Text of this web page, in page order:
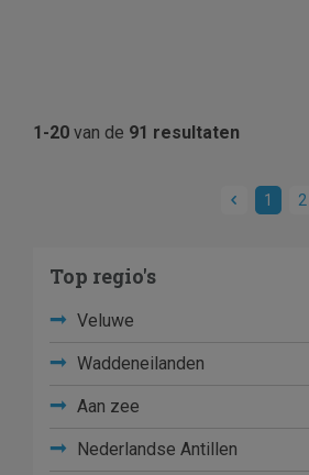
1-20 van de 91 resultaten
1 2
Top regio's
Veluwe
Waddeneilanden
Aan zee
Nederlandse Antillen